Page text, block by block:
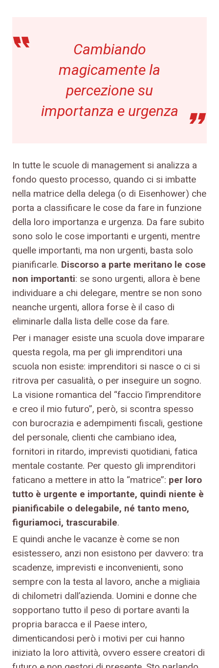
Cambiando
magicamente la
percezione su
importanza e urgenza
In tutte le scuole di management si analizza a
fondo questo processo, quando ci si imbatte
nella matrice della delega (o di Eisenhower) che
porta a classificare le cose da fare in funzione
della loro importanza e urgenza. Da fare subito
sono solo le cose importanti e urgenti, mentre
quelle importanti, ma non urgenti, basta solo
pianificarle. Discorso a parte meritano le cose
non importanti: se sono urgenti, allora è bene
individuare a chi delegare, mentre se non sono
neanche urgenti, allora forse è il caso di
eliminarle dalla lista delle cose da fare.
Per i manager esiste una scuola dove imparare
questa regola, ma per gli imprenditori una
scuola non esiste: imprenditori si nasce o ci si
ritrova per casualità, o per inseguire un sogno.
La visione romantica del “faccio l’imprenditore
e creo il mio futuro”, però, si scontra spesso
con burocrazia e adempimenti fiscali, gestione
del personale, clienti che cambiano idea,
fornitori in ritardo, imprevisti quotidiani, fatica
mentale costante. Per questo gli imprenditori
faticano a mettere in atto la “matrice”: per loro
tutto è urgente e importante, quindi niente è
pianificabile o delegabile, né tanto meno,
figuriamoci, trascurabile.
E quindi anche le vacanze è come se non
esistessero, anzi non esistono per davvero: tra
scadenze, imprevisti e inconvenienti, sono
sempre con la testa al lavoro, anche a migliaia
di chilometri dall’azienda. Uomini e donne che
sopportano tutto il peso di portare avanti la
propria baracca e il Paese intero,
dimenticandosi però i motivi per cui hanno
iniziato la loro attività, ovvero essere creatori di